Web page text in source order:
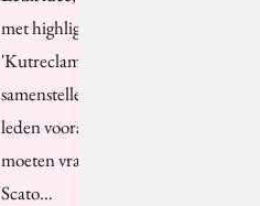
met highlights van
'Kutreclames'. Maar de
samensteller had het de
leden vooraf wel even
moeten vragen, vindt
Scato…